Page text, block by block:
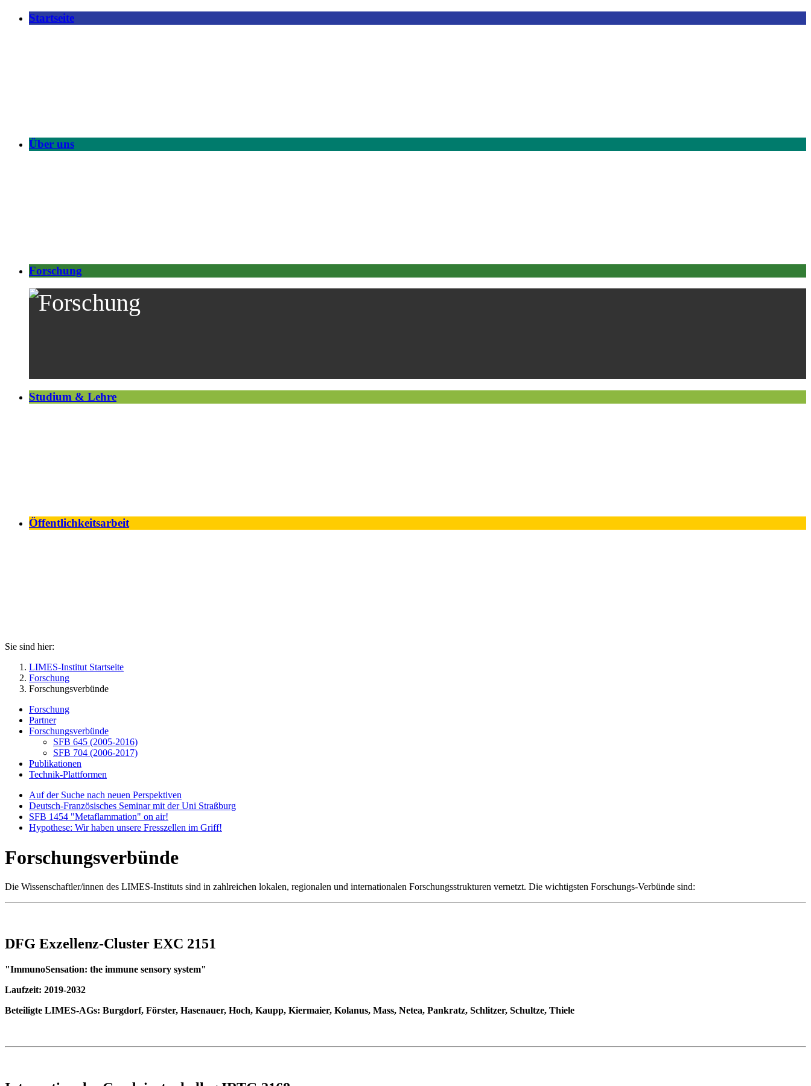
Startseite
Über uns
Forschung
Studium & Lehre
Öffentlichkeitsarbeit
Sie sind hier:
LIMES-Institut Startseite
Forschung
Forschungsverbünde
Forschung
Partner
Forschungsverbünde
SFB 645 (2005-2016)
SFB 704 (2006-2017)
Publikationen
Technik-Plattformen
Auf der Suche nach neuen Perspektiven
Deutsch-Französisches Seminar mit der Uni Straßburg
SFB 1454 "Metaflammation" on air!
Hypothese: Wir haben unsere Fresszellen im Griff!
Forschungsverbünde
Die Wissenschaftler/innen des LIMES-Instituts sind in zahlreichen lokalen, regionalen und internationalen Forschungsstrukturen vernetzt. Die wichtigsten Forschungs-Verbünde sind:
DFG Exzellenz-Cluster EXC 2151
"ImmunoSensation: the immune sensory system"
Laufzeit: 2019-2032
Beteiligte LIMES-AGs: Burgdorf, Förster, Hasenauer, Hoch, Kaupp, Kiermaier, Kolanus, Mass, Netea, Pankratz, Schlitzer, Schultze, Thiele